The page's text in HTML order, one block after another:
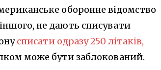
оборонне відомство
не дають списувати
списати одразу 250 літаків,
може бути заблокований.